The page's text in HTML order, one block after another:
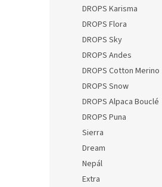
DROPS Karisma
DROPS Flora
DROPS Sky
DROPS Andes
DROPS Cotton Merino
DROPS Snow
DROPS Alpaca Bouclé
DROPS Puna
Sierra
Dream
Nepál
Extra